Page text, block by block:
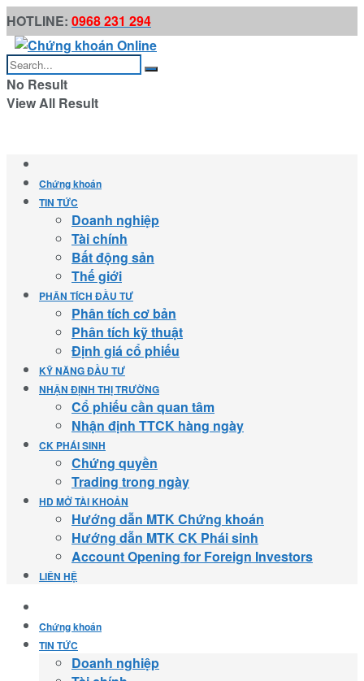
HOTLINE: 0968 231 294
No Result
View All Result
Chứng khoán
TIN TỨC
Doanh nghiệp
Tài chính
Bất động sản
Thế giới
PHÂN TÍCH ĐẦU TƯ
Phân tích cơ bản
Phân tích kỹ thuật
Định giá cổ phiếu
KỸ NĂNG ĐẦU TƯ
NHẬN ĐỊNH THỊ TRƯỜNG
Cổ phiếu cần quan tâm
Nhận định TTCK hàng ngày
CK PHÁI SINH
Chứng quyền
Trading trong ngày
HD MỞ TÀI KHOẢN
Hướng dẫn MTK Chứng khoán
Hướng dẫn MTK CK Phái sinh
Account Opening for Foreign Investors
LIÊN HỆ
Chứng khoán
TIN TỨC
Doanh nghiệp